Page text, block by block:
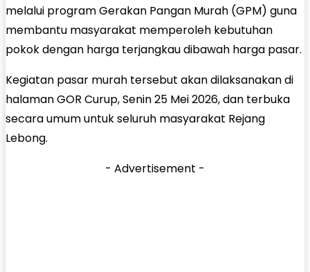
melalui program Gerakan Pangan Murah (GPM) guna
membantu masyarakat memperoleh kebutuhan
pokok dengan harga terjangkau dibawah harga pasar.
Kegiatan pasar murah tersebut akan dilaksanakan di
halaman GOR Curup, Senin 25 Mei 2026, dan terbuka
secara umum untuk seluruh masyarakat Rejang
Lebong.
- Advertisement -